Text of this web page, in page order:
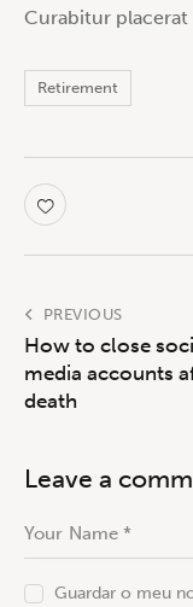
Curabitur placerat
Retirement
PREVIOUS
How to close
media accounts
death
Leave a
Guardar o meu